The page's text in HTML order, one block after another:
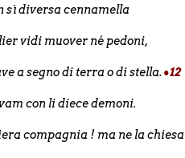
sì diversa cennamella
vidi muover né pedoni,
a segno di terra o di stella. •12
con li diece demoni.
compagnia ! ma ne la chiesa